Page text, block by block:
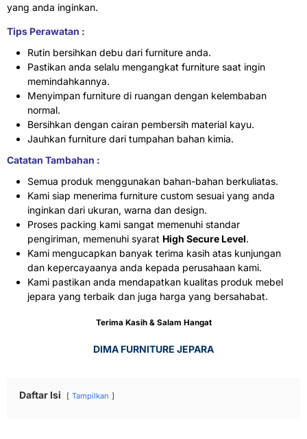
yang anda inginkan.
Tips Perawatan :
Rutin bersihkan debu dari furniture anda.
Pastikan anda selalu mengangkat furniture saat ingin
memindahkannya.
Menyimpan furniture di ruangan dengan kelembaban
normal.
Bersihkan dengan cairan pembersih material kayu.
Jauhkan furniture dari tumpahan bahan kimia.
Catatan Tambahan :
Semua produk menggunakan bahan-bahan berkuliatas.
Kami siap menerima furniture custom sesuai yang anda
inginkan dari ukuran, warna dan design.
Proses packing kami sangat memenuhi standar
pengiriman, memenuhi syarat High Secure Level.
Kami mengucapkan banyak terima kasih atas kunjungan
dan kepercayaanya anda kepada perusahaan kami.
Kami pastikan anda mendapatkan kualitas produk mebel
jepara yang terbaik dan juga harga yang bersahabat.
Terima Kasih & Salam Hangat
DIMA FURNITURE JEPARA
Daftar Isi Tampilkan